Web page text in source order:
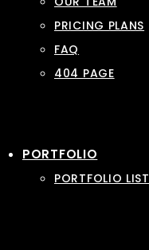
PRICING PLANS
FAQ
404 PAGE
PORTFOLIO
PORTFOLIO LIST